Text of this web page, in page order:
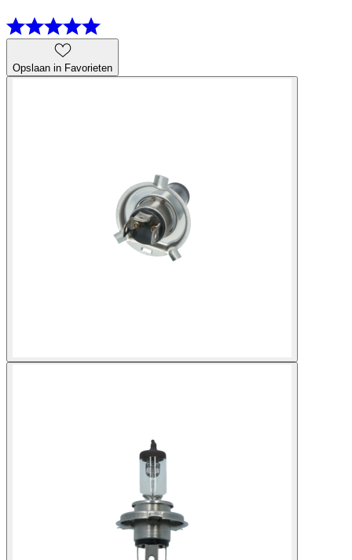
Opslaan in Favorieten